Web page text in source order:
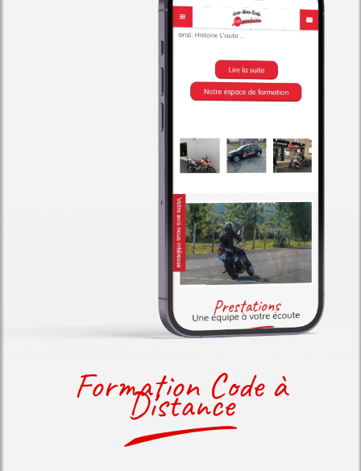
Formation Code à
Distance